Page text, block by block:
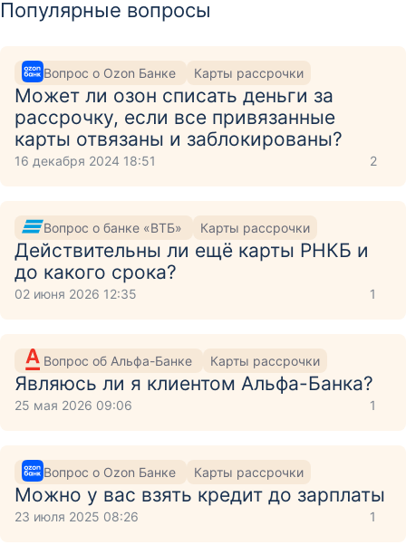
Популярные вопросы
Вопрос о Ozon Банке Карты рассрочки
Может ли озон списать деньги за
рассрочку, если все привязанные
карты отвязаны и заблокированы?
16 декабря 2024 18:51 2
Вопрос о банке «ВТБ» Карты рассрочки
Действительны ли ещё карты РНКБ и
до какого срока?
02 июня 2026 12:35 1
Вопрос об Альфа-Банке Карты рассрочки
Являюсь ли я клиентом Альфа-Банка?
25 мая 2026 09:06 1
Вопрос о Ozon Банке Карты рассрочки
Можно у вас взять кредит до зарплаты
23 июля 2025 08:26 1